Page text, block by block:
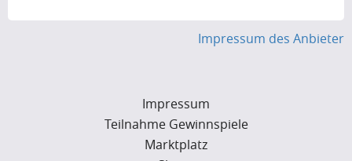
Impressum des Anbieter
Impressum
Teilnahme Gewinnspiele
Marktplatz